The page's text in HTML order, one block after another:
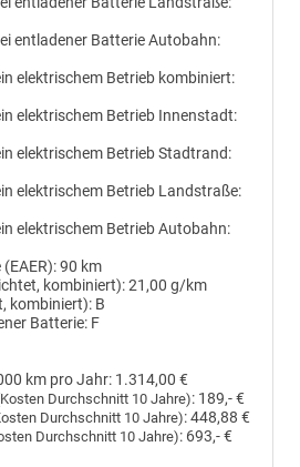
entladener Batterie Autobahn:
elektrischem Betrieb kombiniert:
elektrischem Betrieb Innenstadt:
elektrischem Betrieb Stadtrand:
elektrischem Betrieb Landstraße:
elektrischem Betrieb Autobahn:
90 km
kombiniert):21,00 g/km
kombiniert): B
Batterie: F
km pro Jahr: 1.314,00 €
Durchschnitt 10 Jahre): 189,- €
Durchschnitt 10 Jahre):448,88 €
Durchschnitt 10 Jahre): 693,- €